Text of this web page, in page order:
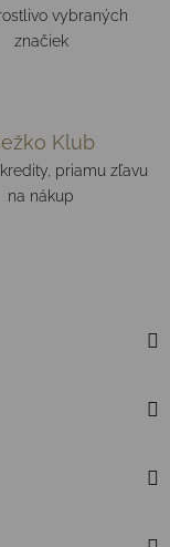
vybraných
značiek
Klub
priamu zľavu
na nákup